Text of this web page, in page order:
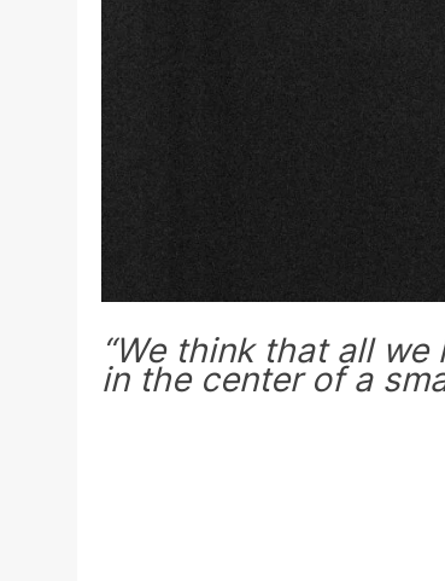
“We think that all
in the center of a